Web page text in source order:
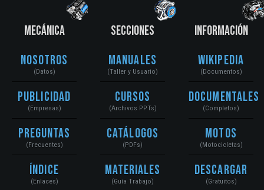
MECÁNICA
Nosotros
(Datos)
Publicidad
(Empresas)
Preguntas
(Frecuentes)
Índice
(Enlaces)
SECCIONES
Manuales
(Taller y Usuario)
Cursos
(Archivos PPTs)
Catálogos
(PDFs)
Materiales
(Guía Trabajo)
INFORMACIÓN
Wikipedia
(Documentos)
Documentales
(Completos)
Motos
(Motocicletas)
Descargar
(Gratuitos)